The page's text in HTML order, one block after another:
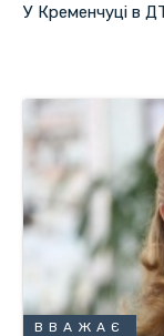
У Кременчуці в
ВВАЖАЄ